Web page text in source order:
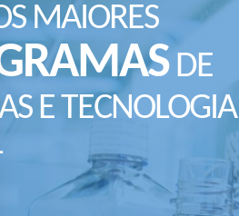
MAIORES
DE
E